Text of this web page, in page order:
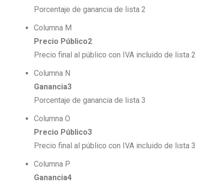
Porcentaje de ganancia de lista 2
Columna M
Precio Público2
Precio final al público con IVA incluido de lista 2
Columna N
Ganancia3
Porcentaje de ganancia de lista 3
Columna O
Precio Público3
Precio final al público con IVA incluido de lista 3
Columna P
Ganancia4